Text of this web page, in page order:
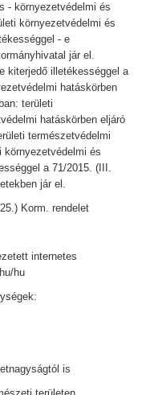
- környezetvédelmi és
környezetvédelmi és
- e
jár el.
kiterjedő illetékességgel a
hatáskörben
területi
hatáskörben eljáró
természetvédelmi
környezetvédelmi és
a 71/2015. (III.
jár el.
Korm. rendelet
internetes
hu
is